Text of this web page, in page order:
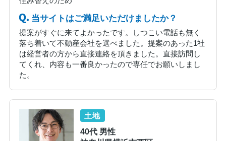
当サイトはご満足いただけましたか？
提案がすぐに来てよかったです。しつこい電話も無く
落ち着いて不動産会社を選べました。提案のあった1社
は経営者の方から直接連絡を頂きました。直接訪問し
てくれ、内容も一番良かったので専任でお願いしまし
た。
土地
40代 男性